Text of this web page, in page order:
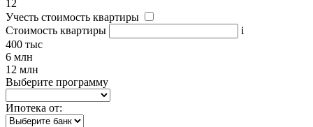
12
Учесть стоимость квартиры
Стоимость квартиры
i
400 тыс
6 млн
12 млн
Выберите программу
Ипотека от: